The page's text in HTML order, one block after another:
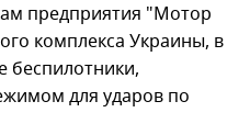
предприятия "Мотор
комплекса Украины, в
беспилотники,
для ударов по